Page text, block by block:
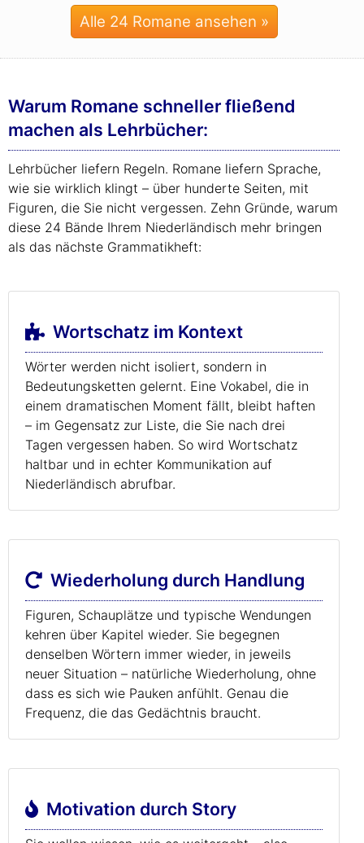
Alle 24 Romane ansehen »
Warum Romane schneller fließend
machen als Lehrbücher:
Lehrbücher liefern Regeln. Romane liefern Sprache,
wie sie wirklich klingt – über hunderte Seiten, mit
Figuren, die Sie nicht vergessen. Zehn Gründe, warum
diese 24 Bände Ihrem Niederländisch mehr bringen
als das nächste Grammatikheft:
Wortschatz im Kontext
Wörter werden nicht isoliert, sondern in
Bedeutungsketten gelernt. Eine Vokabel, die in
einem dramatischen Moment fällt, bleibt haften
– im Gegensatz zur Liste, die Sie nach drei
Tagen vergessen haben. So wird Wortschatz
haltbar und in echter Kommunikation auf
Niederländisch abrufbar.
Wiederholung durch Handlung
Figuren, Schauplätze und typische Wendungen
kehren über Kapitel wieder. Sie begegnen
denselben Wörtern immer wieder, in jeweils
neuer Situation – natürliche Wiederholung, ohne
dass es sich wie Pauken anfühlt. Genau die
Frequenz, die das Gedächtnis braucht.
Motivation durch Story